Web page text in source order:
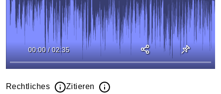
00:00 / 02:35
Rechtliches Zitieren